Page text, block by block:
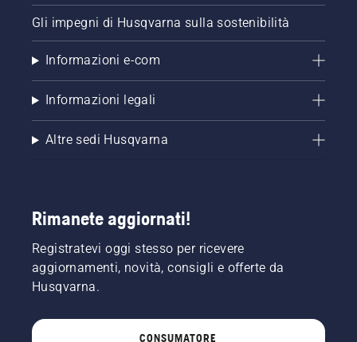
Gli impegni di Husqvarna sulla sostenibilità
Informazioni e-com
Informazioni legali
Altre sedi Husqvarna
Rimanete aggiornati!
Registratevi oggi stesso per ricevere
aggiornamenti, novità, consigli e offerte da
Husqvarna.
CONSUMATORE